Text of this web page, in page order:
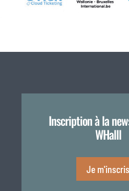
Inscription à la
WHalll
Je m'inscris